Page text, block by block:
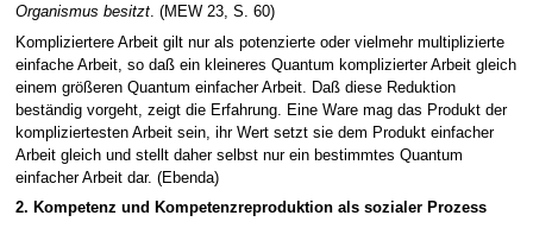
Organismus besitzt. (MEW 23, S. 60)
Kompliziertere Arbeit gilt nur als potenzierte oder vielmehr multiplizierte
einfache Arbeit, so daß ein kleineres Quantum komplizierter Arbeit gleich
einem größeren Quantum einfacher Arbeit. Daß diese Reduktion
beständig vorgeht, zeigt die Erfahrung. Eine Ware mag das Produkt der
kompliziertesten Arbeit sein, ihr Wert setzt sie dem Produkt einfacher
Arbeit gleich und stellt daher selbst nur ein bestimmtes Quantum
einfacher Arbeit dar. (Ebenda)
2. Kompetenz und Kompetenzreproduktion als sozialer Prozess